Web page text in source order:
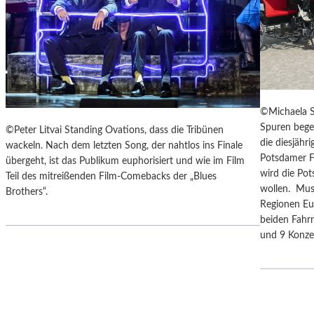
I
S
E
Z
U
M
O
N
D
U
N
D
Z
U
M
R
E
R
„
A
N
T
H
E
R
G
E
R
M
A
©Peter Litvai Standing Ovations, dass die Tribünen
wackeln. Nach dem letzten Song, der nahtlos ins Finale
übergeht, ist das Publikum euphorisiert und wie im Film
Teil des mitreißenden Film-Comebacks der „Blues
Brothers“.
©Michaela
Spuren
die
Potsdamer
wird die
wollen.
Regionen
beiden
und 9